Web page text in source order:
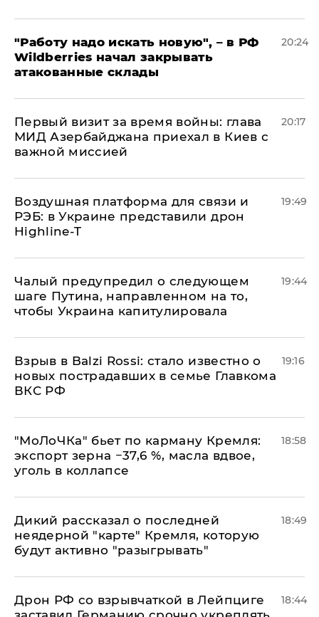
"Работу надо искать новую", – в РФ
Wildberries начал закрывать
атакованные склады
20:24
Первый визит за время войны: глава
МИД Азербайджана приехал в Киев с
важной миссией
20:17
Воздушная платформа для связи и
РЭБ: в Украине представили дрон
Highline-T
19:49
Чалый предупредил о следующем
шаге Путина, направленном на то,
чтобы Украина капитулировала
19:44
Взрыв в Balzi Rossi: стало известно о
новых пострадавших в семье Главкома
ВКС РФ
19:16
​"МоЛоЧКа" бьет по карману Кремля:
экспорт зерна −37,6 %, масла вдвое,
уголь в коллапсе
18:58
Дикий рассказал о последней
неядерной "карте" Кремля, которую
будут активно "разыгрывать"
18:49
​Дрон РФ со взрывчаткой в Лейпциге
18:44